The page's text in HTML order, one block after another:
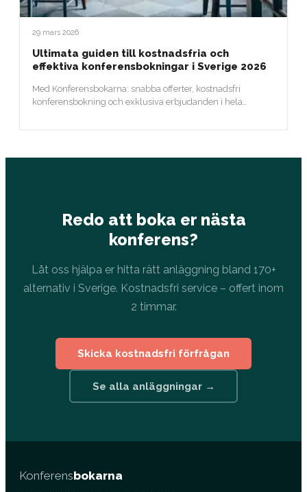
29 mars 2026
Ultimata guiden till kostnadsfria och
effektiva konferensbokningar i Sverige 2026
Med Konferensbokarna: snabba offerter, kostnadsfri
konferensbokning och exklusiva erbjudanden i hela
Redo att boka er nästa
konferens?
Låt oss hjälpa er hitta rätt anläggning bland 170+
alternativ i Sverige. Kostnadsfri service – offert inom
2 timmar.
Skicka kostnadsfri förfrågan
Se alla anläggningar →
Konferensbokarna